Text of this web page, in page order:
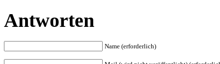
Antworten
Name (erforderlich)